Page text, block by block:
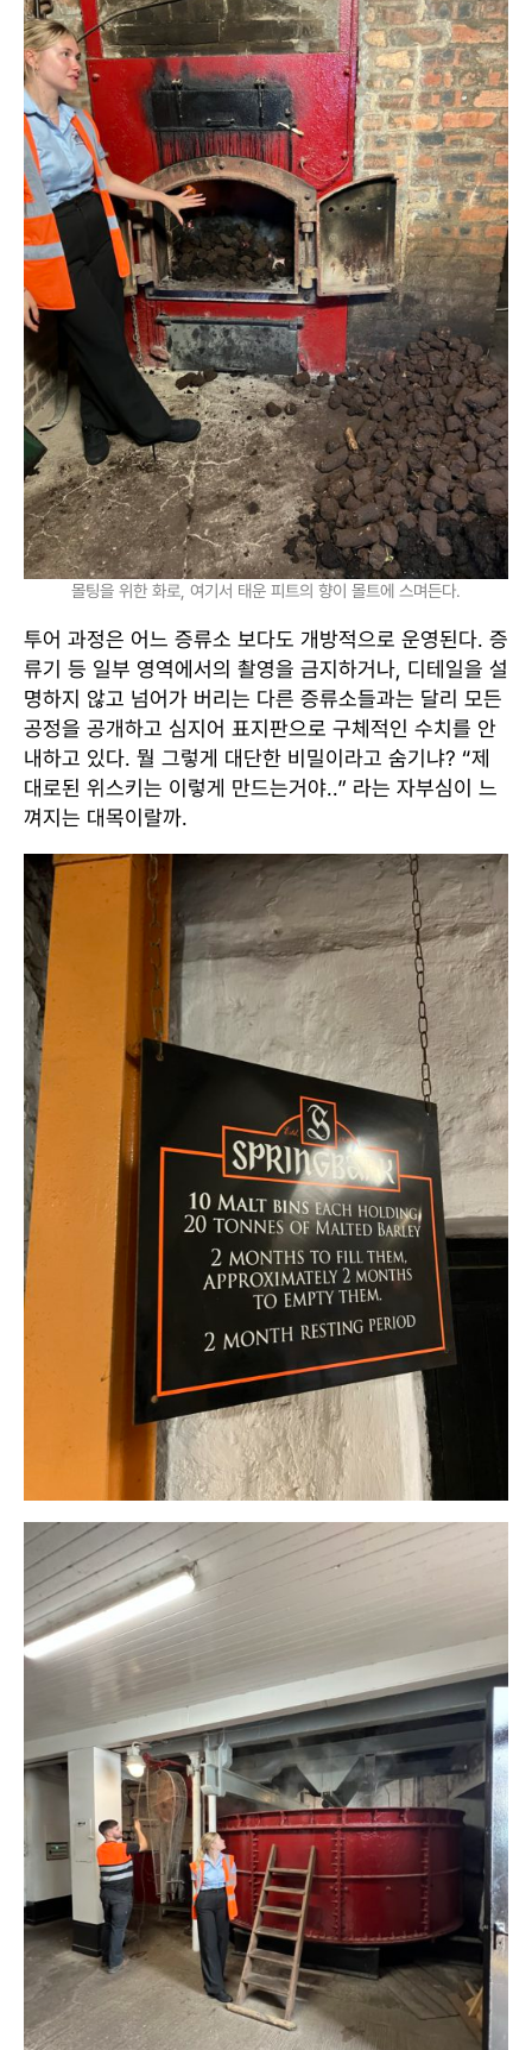
몰팅을 위한 화로, 여기서 태운 피트의 향이 몰트에 스며든다.
투어 과정은 어느 증류소 보다도 개방적으로 운영된다. 증
류기 등 일부 영역에서의 촬영을 금지하거나, 디테일을 설
명하지 않고 넘어가 버리는 다른 증류소들과는 달리 모든
공정을 공개하고 심지어 표지판으로 구체적인 수치를 안
내하고 있다. 뭘 그렇게 대단한 비밀이라고 숨기냐? “제
대로된 위스키는 이렇게 만드는거야..” 라는 자부심이 느
껴지는 대목이랄까.